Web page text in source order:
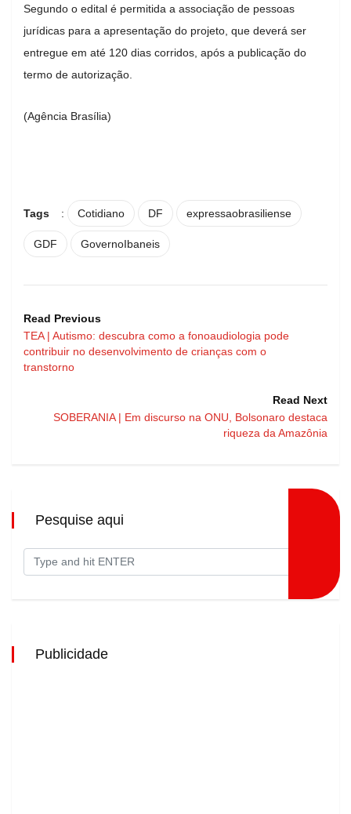
Segundo o edital é permitida a associação de pessoas
jurídicas para a apresentação do projeto, que deverá ser
entregue em até 120 dias corridos, após a publicação do
termo de autorização.
(Agência Brasília)
Tags : Cotidiano DF expressaobrasiliense
GDF GovernoIbaneis
Read Previous
TEA | Autismo: descubra como a fonoaudiologia pode
contribuir no desenvolvimento de crianças com o
transtorno
Read Next
SOBERANIA | Em discurso na ONU, Bolsonaro destaca
riqueza da Amazônia
Pesquise aqui
Publicidade